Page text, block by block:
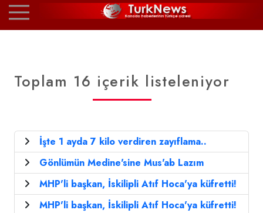
Toplam 16 içerik listeleniyor
İşte 1 ayda 7 kilo verdiren zayıflama..
Gönlümün Medine'sine Mus'ab Lazım
MHP'li başkan, İskilipli Atıf Hoca'ya küfretti!
MHP'li başkan, İskilipli Atıf Hoca'ya küfretti!